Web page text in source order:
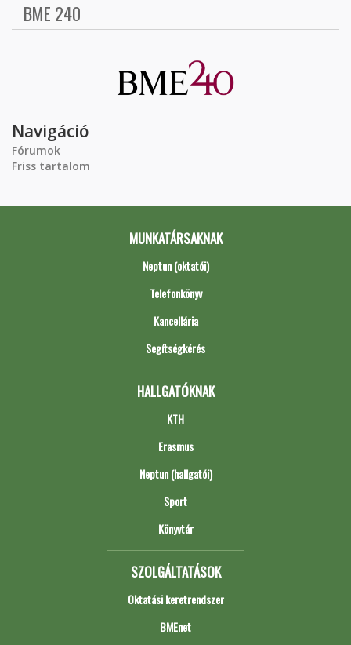
BME 240
Navigáció
Fórumok
Friss tartalom
MUNKATÁRSAKNAK
Neptun (oktatói)
Telefonkönyv
Kancellária
Segítségkérés
HALLGATÓKNAK
KTH
Erasmus
Neptun (hallgatói)
Sport
Könyvtár
SZOLGÁLTATÁSOK
Oktatási keretrendszer
BMEnet